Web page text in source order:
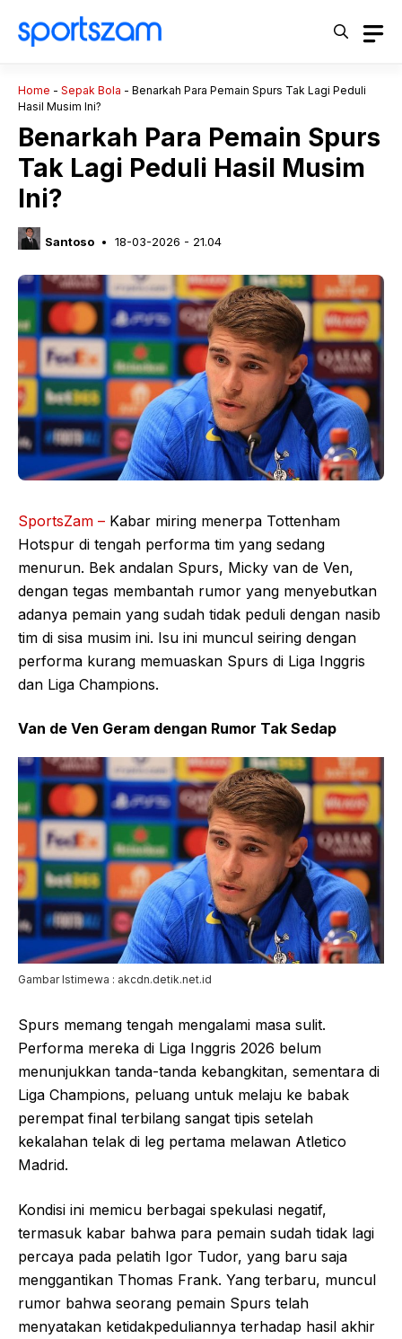
Home - Sepak Bola - Benarkah Para Pemain Spurs Tak Lagi Peduli
Hasil Musim Ini?
Benarkah Para Pemain Spurs
Tak Lagi Peduli Hasil Musim
Ini?
Santoso 18-03-2026 - 21.04
SportsZam – Kabar miring menerpa Tottenham
Hotspur di tengah performa tim yang sedang
menurun. Bek andalan Spurs, Micky van de Ven,
dengan tegas membantah rumor yang menyebutkan
adanya pemain yang sudah tidak peduli dengan nasib
tim di sisa musim ini. Isu ini muncul seiring dengan
performa kurang memuaskan Spurs di Liga Inggris
dan Liga Champions.
Van de Ven Geram dengan Rumor Tak Sedap
Gambar Istimewa : akcdn.detik.net.id
Spurs memang tengah mengalami masa sulit.
Performa mereka di Liga Inggris 2026 belum
menunjukkan tanda-tanda kebangkitan, sementara di
Liga Champions, peluang untuk melaju ke babak
perempat final terbilang sangat tipis setelah
kekalahan telak di leg pertama melawan Atletico
Madrid.
Kondisi ini memicu berbagai spekulasi negatif,
termasuk kabar bahwa para pemain sudah tidak lagi
percaya pada pelatih Igor Tudor, yang baru saja
menggantikan Thomas Frank. Yang terbaru, muncul
rumor bahwa seorang pemain Spurs telah
menyatakan ketidakpeduliannya terhadap hasil akhir